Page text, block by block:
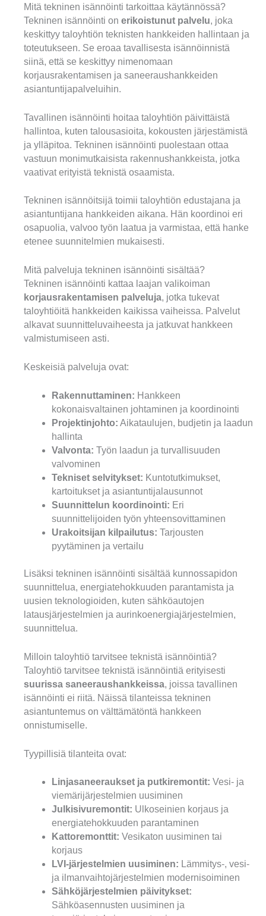
Mitä tekninen isännöinti tarkoittaa käytännössä?
Tekninen isännöinti on erikoistunut palvelu, joka
keskittyy taloyhtiön teknisten hankkeiden hallintaan ja
toteutukseen. Se eroaa tavallisesta isännöinnistä
siinä, että se keskittyy nimenomaan
korjausrakentamisen ja saneeraushankkeiden
asiantuntijapalveluihin.
Tavallinen isännöinti hoitaa taloyhtiön päivittäistä
hallintoa, kuten talousasioita, kokousten järjestämistä
ja ylläpitoa. Tekninen isännöinti puolestaan ottaa
vastuun monimutkaisista rakennushankkeista, jotka
vaativat erityistä teknistä osaamista.
Tekninen isännöitsijä toimii taloyhtiön edustajana ja
asiantuntijana hankkeiden aikana. Hän koordinoi eri
osapuolia, valvoo työn laatua ja varmistaa, että hanke
etenee suunnitelmien mukaisesti.
Mitä palveluja tekninen isännöinti sisältää?
Tekninen isännöinti kattaa laajan valikoiman
korjausrakentamisen palveluja, jotka tukevat
taloyhtiöitä hankkeiden kaikissa vaiheissa. Palvelut
alkavat suunnitteluvaiheesta ja jatkuvat hankkeen
valmistumiseen asti.
Keskeisiä palveluja ovat:
Rakennuttaminen: Hankkeen
kokonaisvaltainen johtaminen ja koordinointi
Projektinjohto: Aikataulujen, budjetin ja laadun
hallinta
Valvonta: Työn laadun ja turvallisuuden
valvominen
Tekniset selvitykset: Kuntotutkimukset,
kartoitukset ja asiantuntijalausunnot
Suunnittelun koordinointi: Eri
suunnittelijoiden työn yhteensovittaminen
Urakoitsijan kilpailutus: Tarjousten
pyytäminen ja vertailu
Lisäksi tekninen isännöinti sisältää kunnossapidon
suunnittelua, energiatehokkuuden parantamista ja
uusien teknologioiden, kuten sähköautojen
latausjärjestelmien ja aurinkoenergiajärjestelmien,
suunnittelua.
Milloin taloyhtiö tarvitsee teknistä isännöintiä?
Taloyhtiö tarvitsee teknistä isännöintiä erityisesti
suurissa saneeraushankkeissa, joissa tavallinen
isännöinti ei riitä. Näissä tilanteissa tekninen
asiantuntemus on välttämätöntä hankkeen
onnistumiselle.
Tyypillisiä tilanteita ovat:
Linjasaneeraukset ja putkiremontit: Vesi- ja
viemärijärjestelmien uusiminen
Julkisivuremontit: Ulkoseinien korjaus ja
energiatehokkuuden parantaminen
Kattoremonttit: Vesikaton uusiminen tai
korjaus
LVI-järjestelmien uusiminen: Lämmitys-, vesi-
ja ilmanvaihtojärjestelmien modernisoiminen
Sähköjärjestelmien päivitykset:
Sähköasennusten uusiminen ja